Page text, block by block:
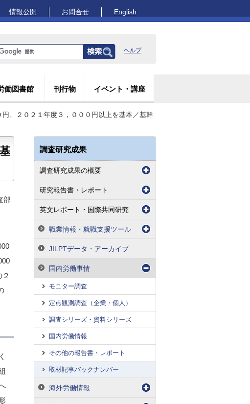
情報公開 お問合せ English
ヘルプ
働図書館 刊行物 イベント・講座
、２０２１年度３，０００円以上を基本／基幹
部
調査研究成果
調査研究成果の概要
研究報告書・レポート
英文レポート・国際共同研究
職業情報・就職支援ツール
JILPTデータ・アーカイブ
国内労働事情
モニター調査
定点観測調査（企業・個人）
調査シリーズ・資料シリーズ
国内労働情報
その他の報告書・レポート
取材記事バックナンバー
海外労働情報